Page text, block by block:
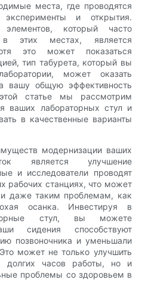
места, где проводятся
эксперименты и открытия.
который часто
этих местах, является
это может показаться
тип табурета, который вы
может оказать
вашу общую эффективность
статье мы рассмотрим
ваших лабораторных стул и
в качественные варианты
модернизации ваших
является улучшение
и исследователи проводят
рабочих станциях, что может
даже таким проблемам, как
осанка. Инвестируя в
стул, вы можете
сидения способствуют
позвоночника и уменьшали
может не только улучшить
долгих часов работы, но и
проблемы со здоровьем в